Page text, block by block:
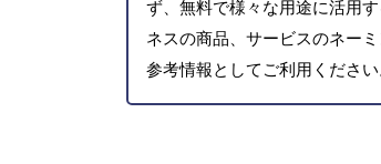
ず、無料で様々な用途に活用
ネスの商品、サービスのネー
参考情報としてご利用ください